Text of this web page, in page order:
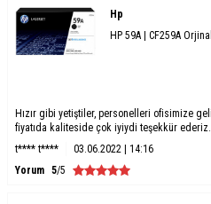
Hp
HP 59A | CF259A
Hızır gibi yetiştiler, personelleri ofisimize
fiyatıda kaliteside çok iyiydi teşekkür ederiz.
t**** t****
03.06.2022 | 14:16
Yorum 5/5